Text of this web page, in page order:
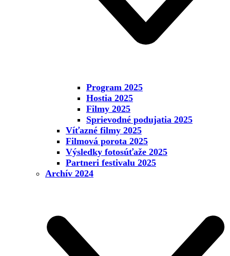
Program 2025
Hostia 2025
Filmy 2025
Sprievodné podujatia 2025
Víťazné filmy 2025
Filmová porota 2025
Výsledky fotosúťaže 2025
Partneri festivalu 2025
Archív 2024